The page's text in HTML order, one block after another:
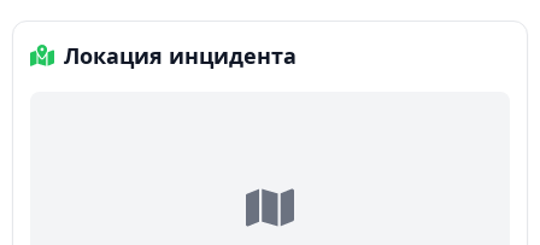
Локация инцидента